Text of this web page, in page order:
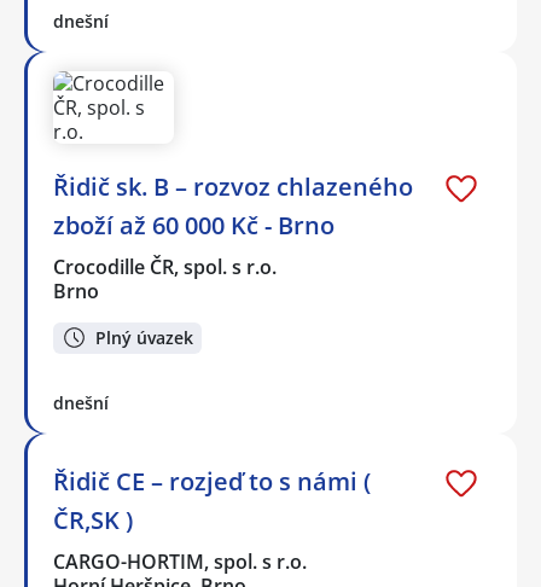
dnešní
Řidič sk. B – rozvoz chlazeného
zboží až 60 000 Kč - Brno
Crocodille ČR, spol. s r.o.
Brno
Plný úvazek
dnešní
Řidič CE – rozjeď to s námi (
ČR,SK )
CARGO-HORTIM, spol. s r.o.